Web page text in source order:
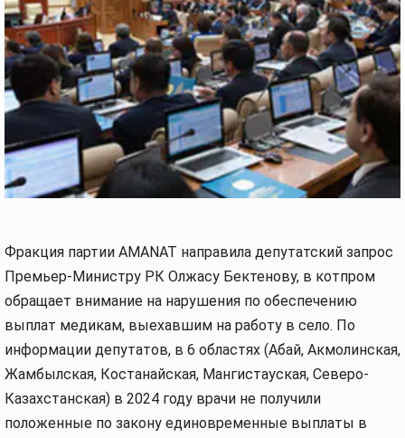
Фракция партии AMANAT направила депутатский запрос
Премьер-Министру РК Олжасу Бектенову, в котпром
обращает внимание на нарушения по обеспечению
выплат медикам, выехавшим на работу в село. По
информации депутатов, в 6 областях (Абай, Акмолинская,
Жамбылская, Костанайская, Мангистауская, Северо-
Казахстанская) в 2024 году врачи не получили
положенные по закону единовременные выплаты в